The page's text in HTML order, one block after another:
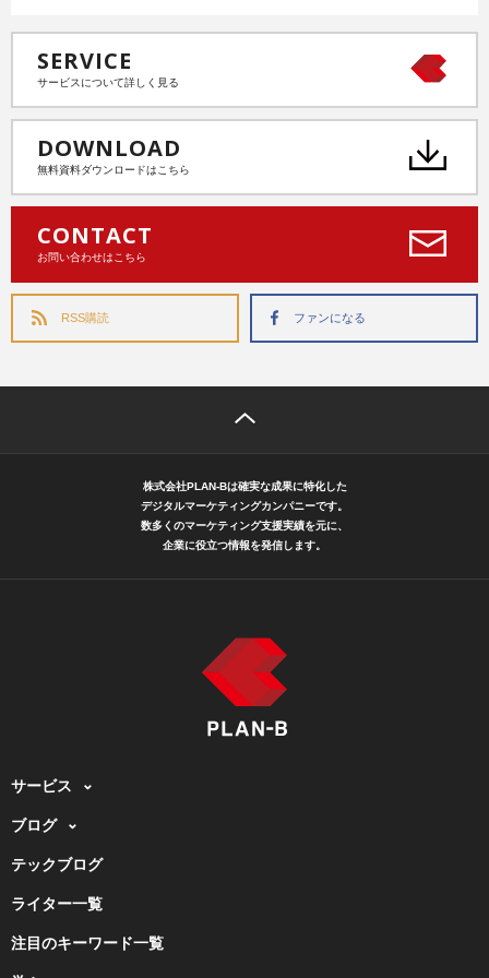
SERVICE
サービスについて詳しく見る
DOWNLOAD
無料資料ダウンロードはこちら
CONTACT
お問い合わせはこちら
RSS購読 ファンになる
株式会社PLAN-Bは確実な成果に特化した
デジタルマーケティングカンパニーです。
数多くのマーケティング支援実績を元に、
企業に役立つ情報を発信します。
サービス
ブログ
テックブログ
ライター一覧
注目のキーワード一覧